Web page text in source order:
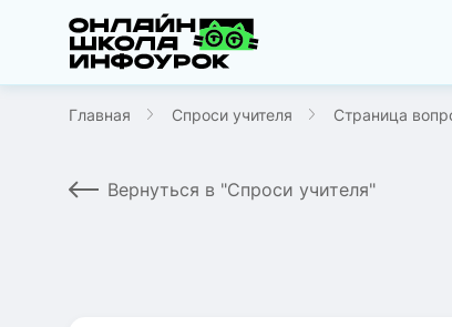
Главная Спроси учителя Страница
Вернуться в "Спроси учителя"